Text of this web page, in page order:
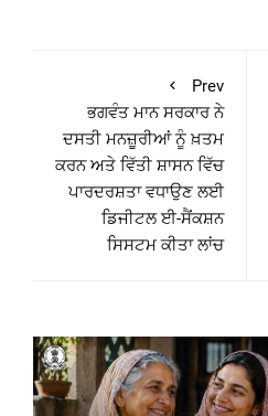
Prev
ਭਗਵੰਤ ਮਾਨ ਸਰਕਾਰ ਨੇ
ਦਸਤੀ ਮਨਜ਼ੂਰੀਆਂ ਨੂੰ ਖ਼ਤਮ
ਕਰਨ ਅਤੇ ਵਿੱਤੀ ਸ਼ਾਸਨ ਵਿੱਚ
ਪਾਰਦਰਸ਼ਤਾ ਵਧਾਉਣ ਲਈ
ਡਿਜੀਟਲ ਈ-ਸੈਂਕਸ਼ਨ
ਸਿਸਟਮ ਕੀਤਾ ਲਾਂਚ